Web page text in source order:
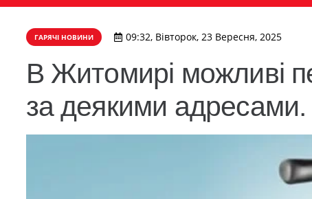
ГАРЯЧІ НОВИНИ 09:32, Вівторок, 23 Вересня, 2025
В Житомирі можливі
за деякими